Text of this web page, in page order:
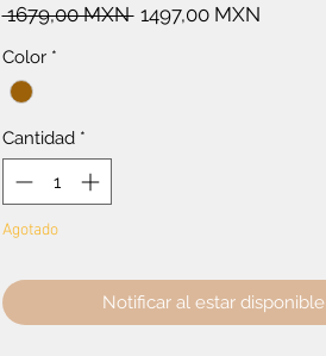
1679,00 MXN Precio
1497,00 MXNPrecio
Color *
Cantidad *
Agotado
Notificar al estar disponible